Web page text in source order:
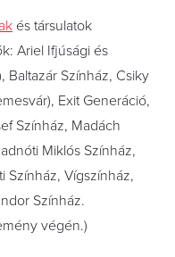
és társulatok
Ariel Ifjúsági és
Baltazár Színház, Csiky
Exit Generáció,
Színház, Madách
Miklós Színház,
Színház, Vígszínház,
Színház.
végén.)